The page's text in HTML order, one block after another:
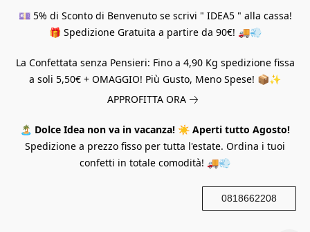
💷 5% di Sconto di Benvenuto se scrivi " IDEA5 " alla cassa!
🎁 Spedizione Gratuita a partire da 90€! 🚚💨
La Confettata senza Pensieri: Fino a 4,90 Kg spedizione fissa
a soli 5,50€ + OMAGGIO! Più Gusto, Meno Spese! 📦✨
APPROFITTA ORA
🏝️ Dolce Idea non va in vacanza! ☀️ Aperti tutto Agosto!
Spedizione a prezzo fisso per tutta l'estate. Ordina i tuoi
confetti in totale comodità! 🚚💨
0818662208